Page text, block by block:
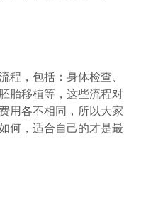
程，包括：身体检查、
胎移植等，这些流程对
用各不相同，所以大家
何，适合自己的才是最